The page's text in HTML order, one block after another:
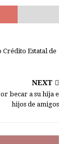
Estatal de
NEXT
becar a su hija e
hijos de amigos